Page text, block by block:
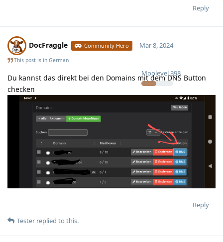
Reply
DocFraggle Community Hero
Moolevel398
Mar 8, 2024
This post is in German
Du kannst das direkt bei den Domains mit dem DNS Button
checken
Reply
Tester replied to this.